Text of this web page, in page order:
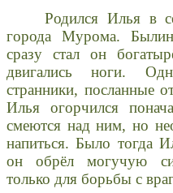
Родился Илья в
города Мурома.
сразу стал он
двигались ноги.
странники, посланные
Илья огорчился
смеются над ним, но
напиться. Было тогда
он обрёл могучую
только для борьбы с